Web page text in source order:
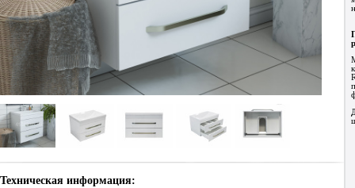
Техническая информация: